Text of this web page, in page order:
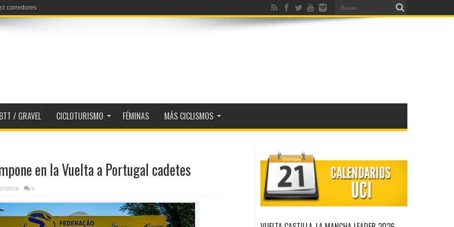
corredores
BTT / GRAVEL CICLOTURISMO FÉMINAS MÁS CICLISMOS
en la Vuelta a Portugal cadetes
2018 0